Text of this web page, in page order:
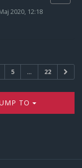
2020, 12:18
5 … 22
TO